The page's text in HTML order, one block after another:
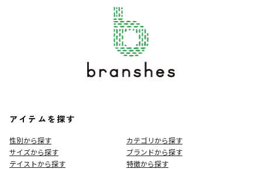
アイテムを探す
性別から探す
カテゴリから探す
サイズから探す
ブランドから探す
テイストから探す
特徴から探す